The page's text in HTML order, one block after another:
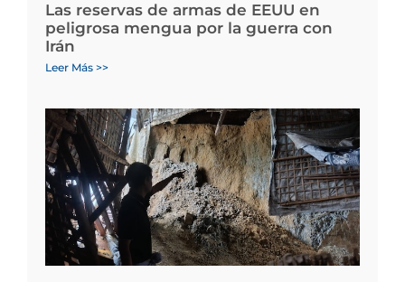
Las reservas de armas de EEUU en
peligrosa mengua por la guerra con
Irán
Leer Más >>